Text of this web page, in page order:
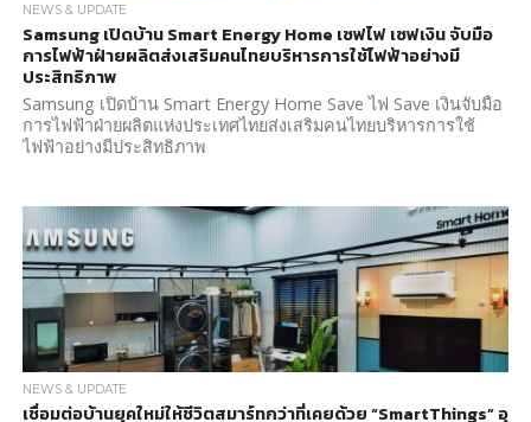
NEWS & UPDATE
Samsung เปิดบ้าน Smart Energy Home เซฟไฟ เซฟเงิน จับมือ
การไฟฟ้าฝ่ายผลิตส่งเสริมคนไทยบริหารการใช้ไฟฟ้าอย่างมี
ประสิทธิภาพ
Samsung เปิดบ้าน Smart Energy Home Save ไฟ Save เงินจับมือ
การไฟฟ้าฝ่ายผลิตแห่งประเทศไทยส่งเสริมคนไทยบริหารการใช้
ไฟฟ้าอย่างมีประสิทธิภาพ
NEWS & UPDATE
เชื่อมต่อบ้านยุคใหม่ให้ชีวิตสมาร์ทกว่าที่เคยด้วย “SmartThings” อุ